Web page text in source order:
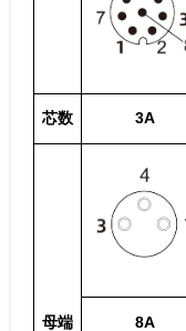
芯数 3A
母端 8A